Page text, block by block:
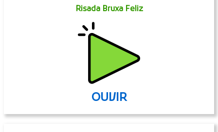
Risada Bruxa Feliz
OUVIR